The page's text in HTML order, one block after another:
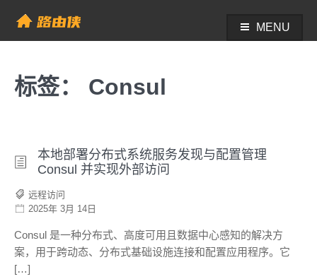
content
帮助中心 - 路由侠
MENU
标签： Consul
本地部署分布式系统服务发现与配置管理
Consul 并实现外部访问
远程访问
2025年 3月 14日
Consul 是一种分布式、高度可用且数据中心感知的解决方
案，用于跨动态、分布式基础设施连接和配置应用程序。它
[…]